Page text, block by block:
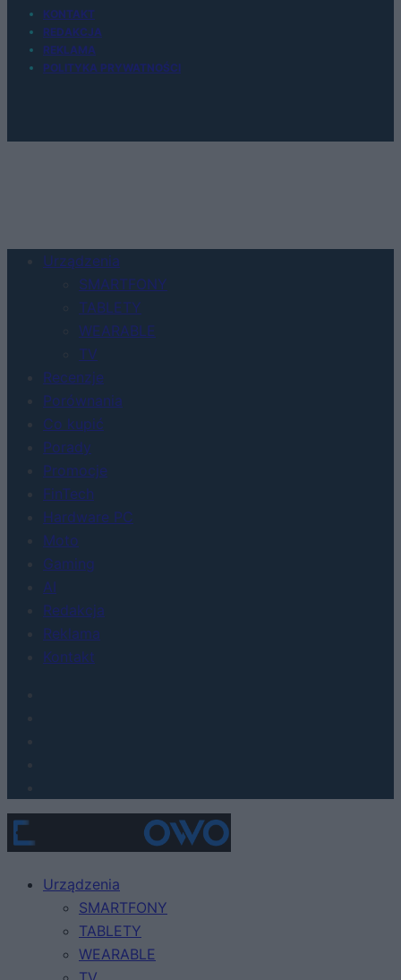
KONTAKT
REDAKCJA
REKLAMA
POLITYKA PRYWATNOŚCI
Urządzenia
SMARTFONY
TABLETY
WEARABLE
TV
Recenzje
Porównania
Co kupić
Porady
Promocje
FinTech
Hardware PC
Moto
Gaming
AI
Redakcja
Reklama
Kontakt
Urządzenia
SMARTFONY
TABLETY
WEARABLE